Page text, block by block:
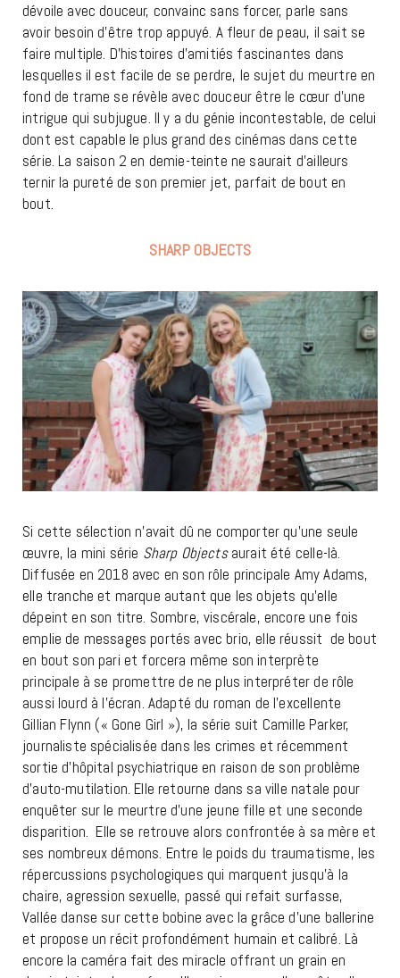
dévoile avec douceur, convainc sans forcer, parle sans
avoir besoin d’être trop appuyé. A fleur de peau, il sait se
faire multiple. D’histoires d’amitiés fascinantes dans
lesquelles il est facile de se perdre, le sujet du meurtre en
fond de trame se révèle avec douceur être le cœur d’une
intrigue qui subjugue. Il y a du génie incontestable, de celui
dont est capable le plus grand des cinémas dans cette
série. La saison 2 en demie-teinte ne saurait d’ailleurs
ternir la pureté de son premier jet, parfait de bout en
bout.
SHARP OBJECTS
Si cette sélection n’avait dû ne comporter qu’une seule
œuvre, la mini série Sharp Objectsaurait été celle-là.
Diffusée en 2018 avec en son rôle principale Amy Adams,
elle tranche et marque autant que les objets qu’elle
dépeint en son titre. Sombre, viscérale, encore une fois
emplie de messages portés avec brio, elle réussit de bout
en bout son pari et forcera même son interprète
principale à se promettre de ne plus interpréter de rôle
aussi lourd à l’écran. Adapté du roman de l’excellente
Gillian Flynn (« Gone Girl »), la série suit Camille Parker,
journaliste spécialisée dans les crimes et récemment
sortie d’hôpital psychiatrique en raison de son problème
d’auto-mutilation. Elle retourne dans sa ville natale pour
enquêter sur le meurtre d’une jeune fille et une seconde
disparition. Elle se retrouve alors confrontée à sa mère et
ses nombreux démons. Entre le poids du traumatisme, les
répercussions psychologiques qui marquent jusqu’à la
chaire, agression sexuelle, passé qui refait surfasse,
Vallée danse sur cette bobine avec la grâce d’une ballerine
et propose un récit profondément humain et calibré. Là
encore la caméra fait des miracle offrant un grain en